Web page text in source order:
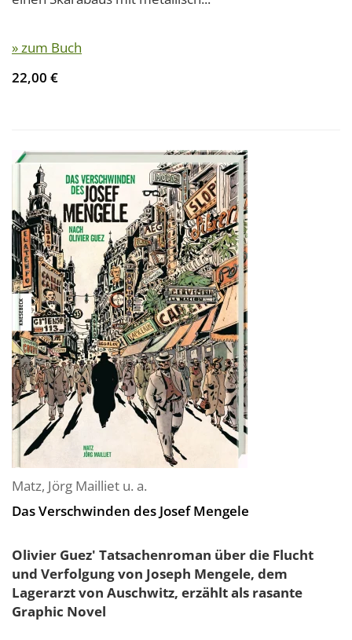
» zum Buch
22,00 €
Matz, Jörg Mailliet u. a.
Das Verschwinden des Josef Mengele
Olivier Guez' Tatsachenroman über die Flucht
und Verfolgung von Joseph Mengele, dem
Lagerarzt von Auschwitz, erzählt als rasante
Graphic Novel